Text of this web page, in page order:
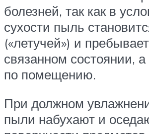
болезней, так как в
сухости пыль
(«летучей») и
связанном состоянии, а
по помещению.
При должном
пыли набухают и